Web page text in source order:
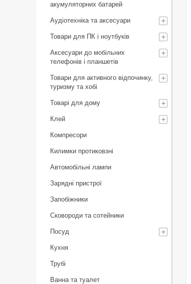
акумуляторних батарей
Аудіотехніка та аксесуари
Товари для ПК і ноутбуків
Аксесуари до мобільних
телефонів і планшетів
Товари для активного відпочинку,
туризму та хобі
Товарі для дому
Клей
Компресори
Килимки протиковзні
Автомобільні лампи
Зарядні пристрої
Запобіжники
Сковороди та сотейники
Посуд
Кухня
Трубі
Ванна та туалет